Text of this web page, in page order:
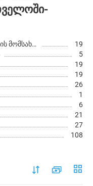
ავტომობილის შეკეთება, ავტოსერვისის მომსახურება
19
5
19
19
26
1
6
21
27
108